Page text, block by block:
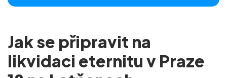
Jak se připravit na
likvidaci eternitu v Praze